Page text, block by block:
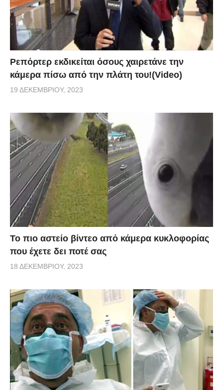
Ρεπόρτερ εκδικείται όσους χαιρετάνε την
κάμερα πίσω από την πλάτη του!(Video)
19 ΔΕΚΕΜΒΡΊΟΥ, 2023
Το πιο αστείο βίντεο από κάμερα κυκλοφορίας
που έχετε δει ποτέ σας
18 ΔΕΚΕΜΒΡΊΟΥ, 2023